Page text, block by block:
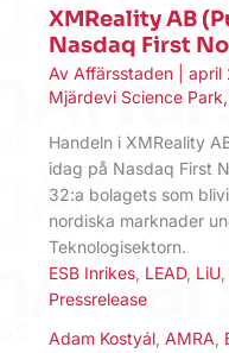
XMReality AB
Nasdaq First
Av Affärsstaden april
Mjärdevi Science Park,
Handeln i XMReality
idag på Nasdaq First
32:a bolagets som
nordiska marknader
Teknologisektorn.
ESB Inrikes LEAD, LiU
Pressrelease
Adam Kostyál, AMRA,